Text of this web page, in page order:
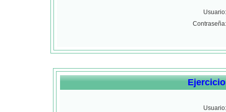
Usuario:
Contraseña:
Usuario: